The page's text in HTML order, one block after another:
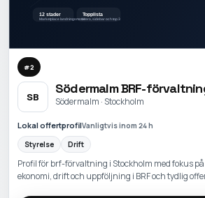
#2
SB
Södermalm BRF-
Södermalm · Stockholm
Lokal offertprofilVanligtvis inom 24 h
Styrelse
Drift
Profil för brf-förvaltning i Stockholm med fokus
ekonomi, drift och uppföljning i BRF och tydlig